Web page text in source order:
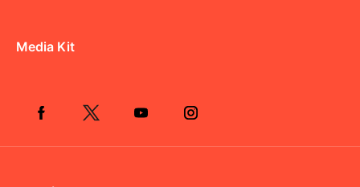
Media Kit